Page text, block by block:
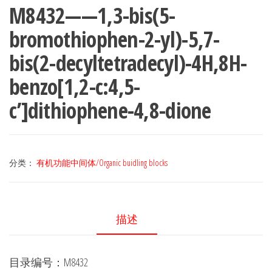
M8432——1,3-bis(5-
bromothiophen-2-yl)-5,7-
bis(2-decyltetradecyl)-4H,8H-
benzo[1,2-c:4,5-
c’]dithiophene-4,8-dione
分类： 有机功能中间体/Organic buidling blocks
描述
目录编号：M8432